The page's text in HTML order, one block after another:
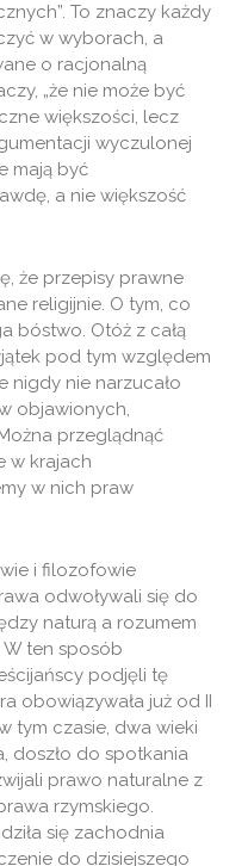
To znaczy każdy
w wyborach, a
o racjonalną
„że nie może być
większości, lecz
wyczulonej
mają być
a nie większość
że przepisy prawne
religijnie. O tym, co
bóstwo. Otóż z całą
pod tym względem
nigdy nie narzucało
objawionych,
przeglądnąć
w krajach
w nich praw
i filozofowie
odwoływali się do
naturą a rozumem
ten sposób
podjęli tę
obowiązywała już od II
tym czasie, dwa wieki
doszło do spotkania
prawo naturalne z
rzymskiego.
się zachodnia
do dzisiejszego